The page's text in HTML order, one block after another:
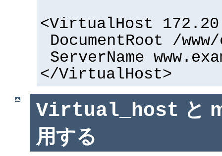
<VirtualHost
DocumentRoot /
ServerName
</VirtualHost>
Virtual_host と
用する